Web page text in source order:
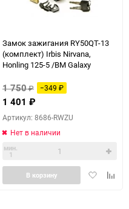
Замок зажигания RY50QT-13
(комплект) Irbis Nirvana,
Honling 125-5 /BM Galaxy
1 750₽ −349 ₽
1 401 ₽
Артикул: 8686-RWZU
Нет в наличии
мин.
1
Добавить
В корзину